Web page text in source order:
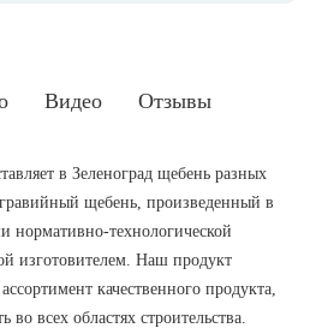
Видео Отзывы
в Зеленоград щебень разных
щебень, произведенный в
нормативно-технологической
изготовителем. Наш продукт
качественного продукта,
всех областях строительства.